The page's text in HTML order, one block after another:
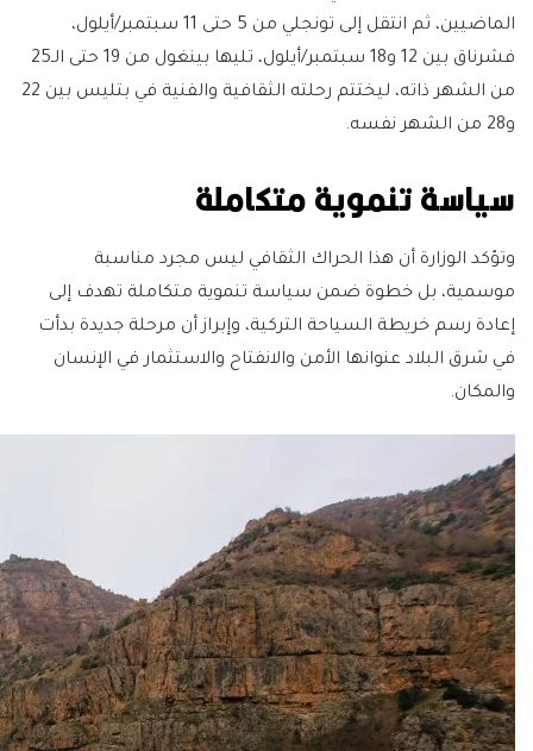
الماضيين، ثم انتقل إلى تونجلي من 5 حتى 11 سبتمبر/أيلول،
فشرناق بين 12 و18 سبتمبر/أيلول، تليها بينغول من 19 حتى الـ25
من الشهر ذاته، ليختتم رحلته الثقافية والفنية في بتليس بين 22
و28 من الشهر نفسه.
سياسة تنموية متكاملة
وتؤكد الوزارة أن هذا الحراك الثقافي ليس مجرد مناسبة
موسمية، بل خطوة ضمن سياسة تنموية متكاملة تهدف إلى
إعادة رسم خريطة السياحة التركية، وإبراز أن مرحلة جديدة بدأت
في شرق البلاد عنوانها الأمن والانفتاح والاستثمار في الإنسان
والمكان.